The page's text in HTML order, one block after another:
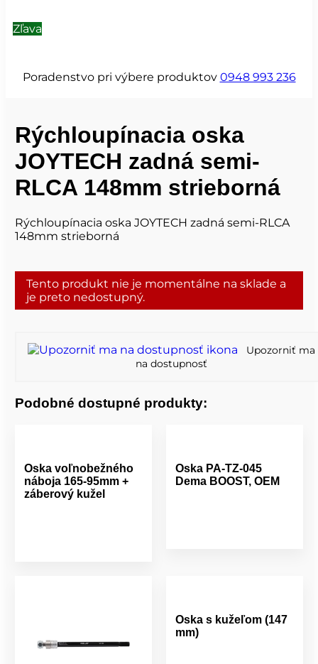
Zľava
Poradenstvo pri výbere produktov 0948 993 236
Rýchloupínacia oska
JOYTECH zadná semi-
RLCA 148mm strieborná
Rýchloupínacia oska JOYTECH zadná semi-RLCA
148mm strieborná
Tento produkt nie je momentálne na sklade a
je preto nedostupný.
Upozorniť ma
na dostupnosť
Podobné dostupné produkty:
Oska voľnobežného
náboja 165-95mm +
záberový kužel
Oska PA-TZ-045
Dema BOOST, OEM
Oska s kužeľom (147
mm)